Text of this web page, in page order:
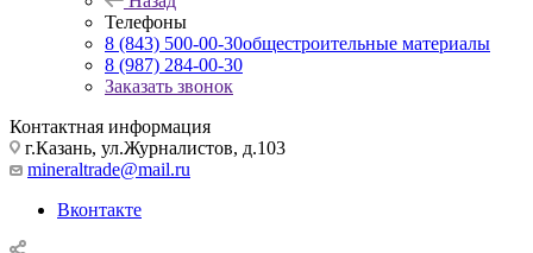
Телефоны
8 (843) 500-00-30общестроительные материалы
8 (987) 284-00-30
Заказать звонок
Контактная информация
г.Казань, ул.Журналистов, д.103
mineraltrade@mail.ru
Вконтакте